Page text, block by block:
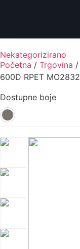
Nekategorizirano
Početna / Trgovina /
600D RPET MO2832
Dostupne boje